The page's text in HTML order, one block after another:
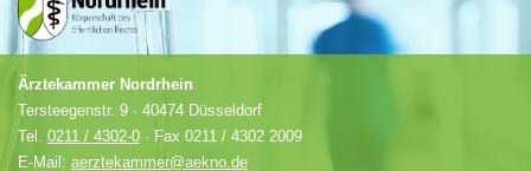
Ärztekammer Nordrhein
Tersteegenstr. 9 · 40474 Düsseldorf
Tel. 0211 / 4302-0 · Fax 0211 / 4302 2009
E-Mail: aerztekammer@aekno.de